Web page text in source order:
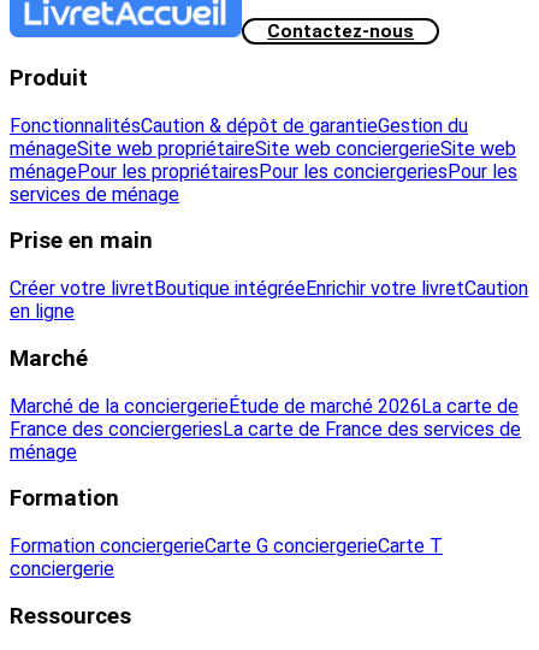
Contactez-nous
Produit
FonctionnalitésCaution & dépôt de garantieGestion du
ménageSite web propriétaireSite web conciergerieSite web
ménagePour les propriétairesPour les conciergeriesPour les
services de ménage
Prise en main
Créer votre livretBoutique intégréeEnrichir votre livretCaution
en ligne
Marché
Marché de la conciergerieÉtude de marché 2026La carte de
France des conciergeriesLa carte de France des services de
ménage
Formation
Formation conciergerieCarte G conciergerieCarte T
conciergerie
Ressources